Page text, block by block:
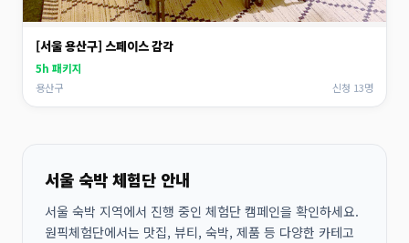
[서울 용산구] 스페이스 감각
5h 패키지
용산구 신청 13명
서울 숙박 체험단 안내
서울 숙박 지역에서 진행 중인 체험단 캠페인을 확인하세요.
원픽체험단에서는 맛집, 뷰티, 숙박, 제품 등 다양한 카테고